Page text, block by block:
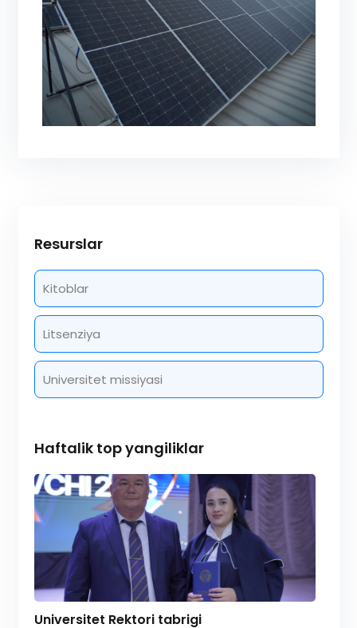
Resurslar
Kitoblar
Litsenziya
Universitet missiyasi
Haftalik top yangiliklar
Universitet Rektori tabrigi